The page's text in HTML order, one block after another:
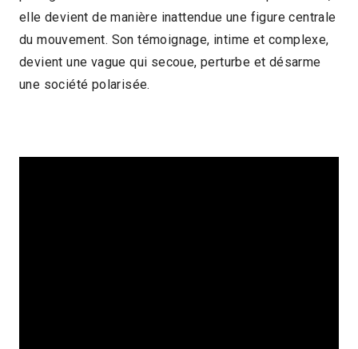
elle devient de manière inattendue une figure centrale
du mouvement. Son témoignage, intime et complexe,
devient une vague qui secoue, perturbe et désarme
une société polarisée.